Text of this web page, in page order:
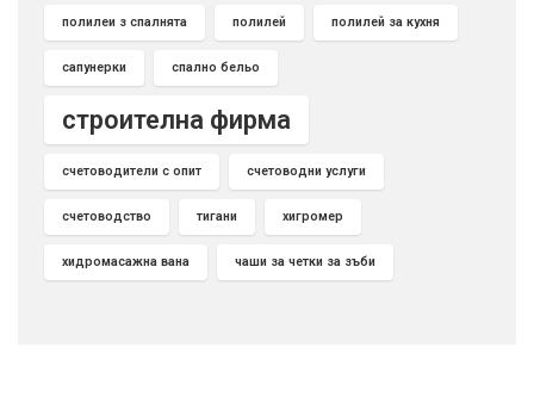
полилеи з спалнята полилей полилей за кухня
сапунерки спално бельо
строителна фирма
счетоводители с опит счетоводни услуги
счетоводство тигани хигромер
хидромасажна вана чаши за четки за зъби